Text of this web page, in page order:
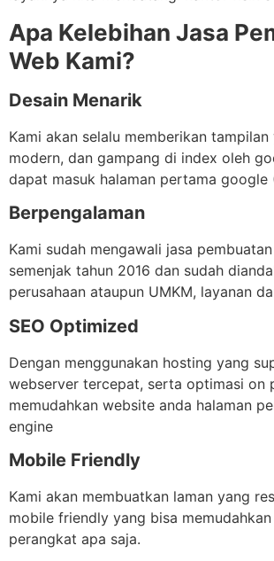
Apa Kelebihan Jasa
Web Kami?
Desain Menarik
Kami akan selalu memberikan tampilan
modern, dan gampang di index oleh
dapat masuk halaman pertama google
Berpengalaman
Kami sudah mengawali jasa
semenjak tahun 2016 dan sudah
perusahaan ataupun UMKM, layanan
SEO Optimized
Dengan menggunakan hosting yang
webserver tercepat, serta optimasi on
memudahkan website anda halaman
engine
Mobile Friendly
Kami akan membuatkan laman yang
mobile friendly yang bisa
perangkat apa saja.